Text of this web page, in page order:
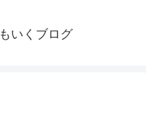
いくブログ